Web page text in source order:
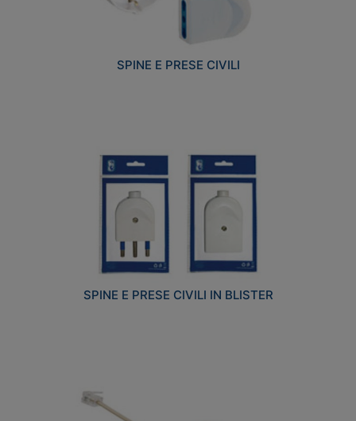
SPINE E PRESE CIVILI
SPINE E PRESE CIVILI IN BLISTER